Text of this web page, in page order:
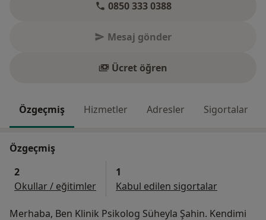
0850 333 0388
Mesaj gönder
Ücret öğren
Özgeçmiş Hizmetler Adresler Sigortalar
Özgeçmiş
2
Okullar / eğitimler
1
Kabul edilen sigortalar
Merhaba, Ben Klinik Psikolog Süheyla Şahin. Kendimi